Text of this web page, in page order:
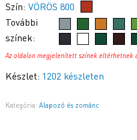
Szín: VÖRÖS 800
További
színek:
Az oldalon megjelenített színek eltérhetnek
Készlet: 1202 készleten
Kategória:Alapozó és zománc